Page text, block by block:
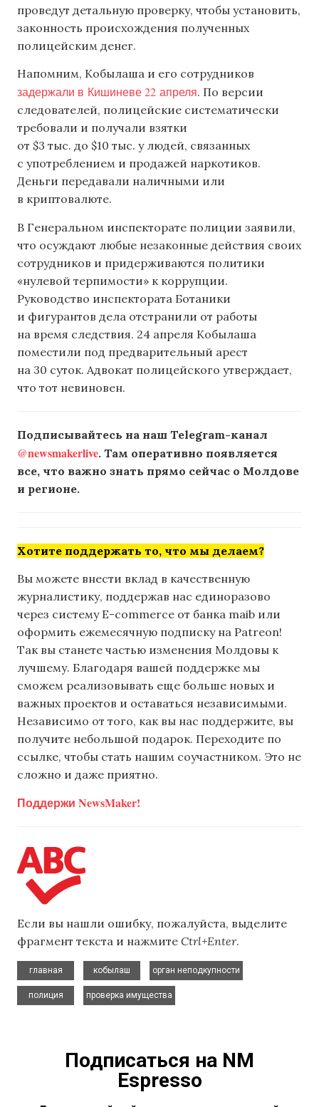
проведут детальную проверку, чтобы установить,
законность происхождения полученных
полицейским денег.
Напомним, Кобылаша и его сотрудников
задержали в Кишиневе 22 апреля. По версии
следователей, полицейские систематически
требовали и получали взятки
от $3 тыс. до $10 тыс. у людей, связанных
с употреблением и продажей наркотиков.
Деньги передавали наличными или
в криптовалюте.
В Генеральном инспекторате полиции заявили,
что осуждают любые незаконные действия своих
сотрудников и придерживаются политики
«нулевой терпимости» к коррупции.
Руководство инспектората Ботаники
и фигурантов дела отстранили от работы
на время следствия. 24 апреля Кобылаша
поместили под предварительный арест
на 30 суток. Адвокат полицейского утверждает,
что тот невиновен.
Подписывайтесь на наш Telegram-канал
@newsmakerlive. Там оперативно появляется
все, что важно знать прямо сейчас о Молдове
и регионе.
Хотите поддержать то, что мы делаем?
Вы можете внести вклад в качественную
журналистику, поддержав нас единоразово
через систему E-commerce от банка maib или
оформить ежемесячную подписку на Patreon!
Так вы станете частью изменения Молдовы к
лучшему. Благодаря вашей поддержке мы
сможем реализовывать еще больше новых и
важных проектов и оставаться независимыми.
Независимо от того, как вы нас поддержите, вы
получите небольшой подарок. Переходите по
ссылке, чтобы стать нашим соучастником. Это не
сложно и даже приятно.
Поддержи NewsMaker!
Если вы нашли ошибку, пожалуйста, выделите
фрагмент текста и нажмите Ctrl+Enter.
главная
кобылаш
орган неподкупности
полиция
проверка имущества
Подписаться на NM
Espresso